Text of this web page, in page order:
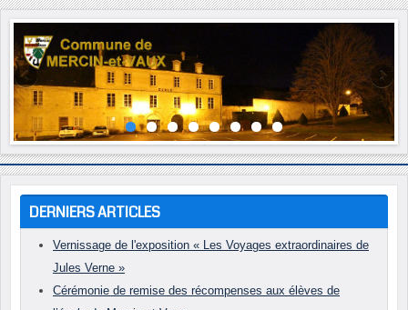
DERNIERS ARTICLES
Vernissage de l'exposition « Les Voyages extraordinaires de
Jules Verne »
Cérémonie de remise des récompenses aux élèves de
Année
précédente
Mois
précédent
Année
suivante
Mois
suivant